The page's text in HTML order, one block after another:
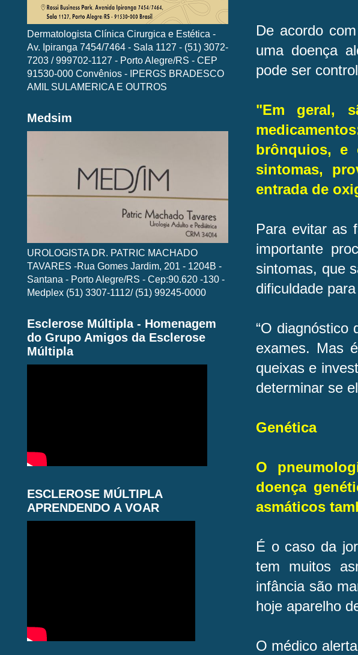
De acordo
uma doença
pode ser
"Em geral,
brônquios, e
sintomas,
entrada de
Para evitar as
importante
sintomas, que
dificuldade
“O diagnóstico
exames. Mas
queixas e
determinar se
Genética
O
doença
asmáticos
É o caso da
tem muitos
infância são
hoje aparelho
O médico
Dermatologista Clínica Cirurgica e Estética -
Av. Ipiranga 7454/7464 - Sala 1127 - (51) 3072-
7203 / 999702-1127 - Porto Alegre/RS - CEP
91530-000 Convênios - IPERGS BRADESCO
AMIL SULAMERICA E OUTROS
Medsim
UROLOGISTA DR. PATRIC MACHADO
TAVARES -Rua Gomes Jardim, 201 - 1204B -
Santana - Porto Alegre/RS - Cep:90.620 -130 -
Medplex (51) 3307-1112/ (51) 99245-0000
Esclerose Múltipla - Homenagem
do Grupo Amigos da Esclerose
Múltipla
ESCLEROSE MÚLTIPLA
APRENDENDO A VOAR